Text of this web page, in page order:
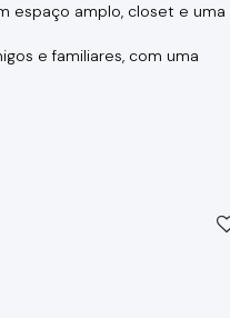
espaço amplo, closet e uma
e familiares, com uma
tranquilos.